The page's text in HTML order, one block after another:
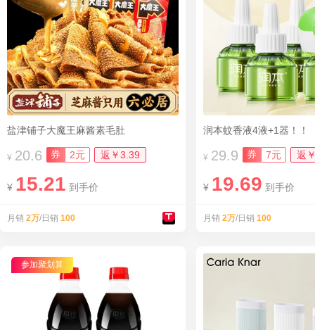
盐津铺子大魔王麻酱素毛肚
¥ 20.6 券 2元 返￥3.39
¥ 15.21 到手价
月销 2万/日销 100
润本蚊香液4液+1器！！
¥ 29.9 券 7元 返
¥ 19.69 到手价
月销 2万/日销 100
参加聚划算